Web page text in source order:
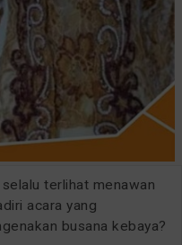
terlihat menawan
acara yang
busana kebaya?